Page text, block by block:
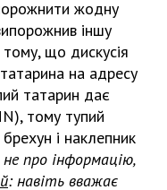
жодну
іншу
що дискусія
на адресу
татарин дає
тому тупий
і наклепник
про інформацію,
: навіть вважає